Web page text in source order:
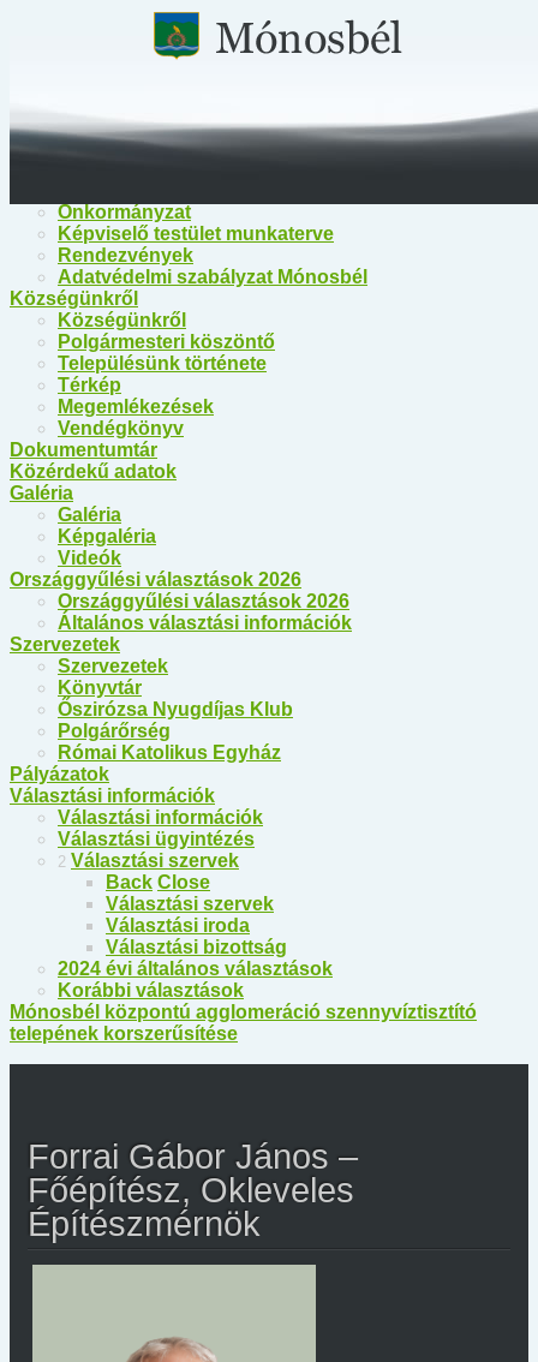
Közérdekű információk
Polgármesteri Hivatal Mónosbél
Közös Hivatal Bélapátfalva
Önkormányzat
Képviselő testület munkaterve
Rendezvények
Adatvédelmi szabályzat Mónosbél
Községünkről
Községünkről
Polgármesteri köszöntő
Településünk története
Térkép
Megemlékezések
Vendégkönyv
Dokumentumtár
Közérdekű adatok
Galéria
Galéria
Képgaléria
Videók
Országgyűlési választások 2026
Országgyűlési választások 2026
Általános választási információk
Szervezetek
Szervezetek
Könyvtár
Őszirózsa Nyugdíjas Klub
Polgárőrség
Római Katolikus Egyház
Pályázatok
Választási információk
Választási információk
Választási ügyintézés
2 Választási szervek
Back Close
Választási szervek
Választási iroda
Választási bizottság
2024 évi általános választások
Korábbi választások
Mónosbél központú agglomeráció szennyvíztisztító
telepének korszerűsítése
Forrai Gábor János –
Főépítész, Okleveles
Építészmérnök